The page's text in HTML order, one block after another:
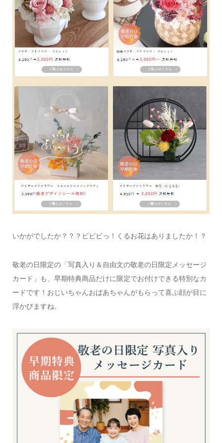
いかがでしたか？？？ビビビっ！くるお花はありましたか！？
敬老の日限定の「写真入り＆自由文の敬老の日限定メッセージ
カード」も、早期特典商品だけに限定でお付けできる特別なカ
ードです！おじいちゃんおばあちゃんがもらって喜ぶ顔が目に
浮かびますね。